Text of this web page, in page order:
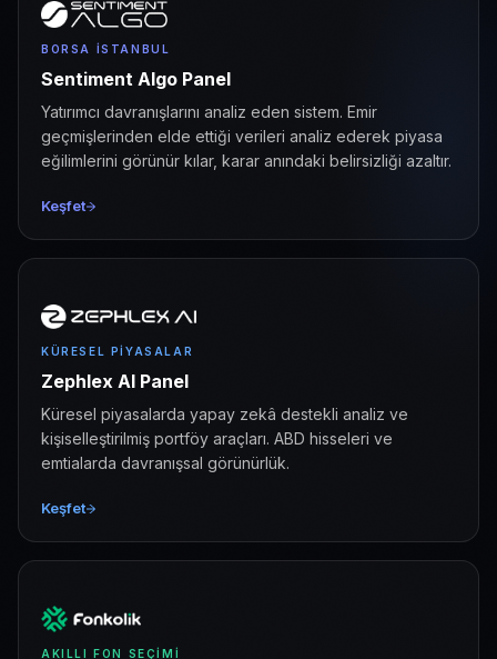
BORSA İSTANBUL
Sentiment Algo Panel
Yatırımcı davranışlarını analiz eden sistem. Emir
geçmişlerinden elde ettiği verileri analiz ederek piyasa
eğilimlerini görünür kılar, karar anındaki belirsizliği azaltır.
Keşfet
KÜRESEL PIYASALAR
Zephlex AI Panel
Küresel piyasalarda yapay zekâ destekli analiz ve
kişiselleştirilmiş portföy araçları. ABD hisseleri ve
emtialarda davranışsal görünürlük.
Keşfet
AKILLI FON SEÇIMI